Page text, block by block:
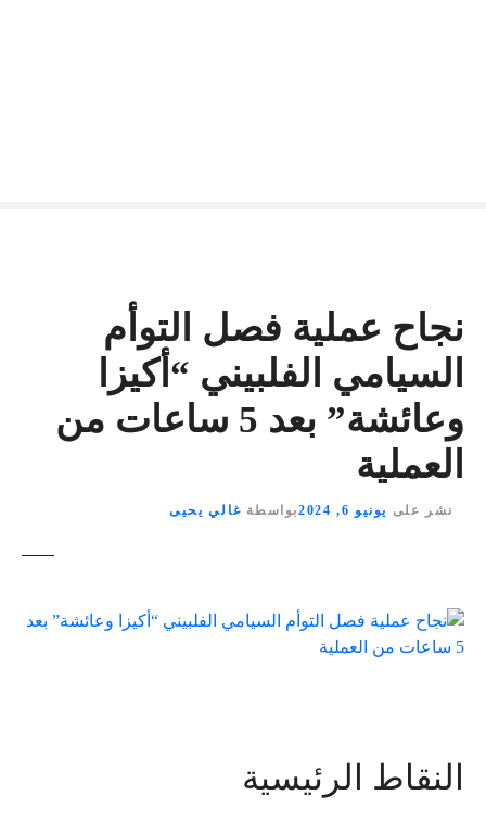
نجاح عملية فصل التوأم
السيامي الفلبيني “أكيزا
وعائشة” بعد 5 ساعات من
العملية
نشر على يونيو 6, 2024 بواسطة غالي يحيى
النقاط الرئيسية